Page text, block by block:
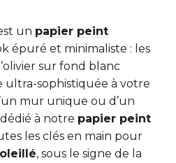
un papier peint
épuré et minimaliste : les
sur fond blanc
sophistiquée à votre
mur unique ou d’un
à notre papier peint
les clés en main pour
, sous le signe de la